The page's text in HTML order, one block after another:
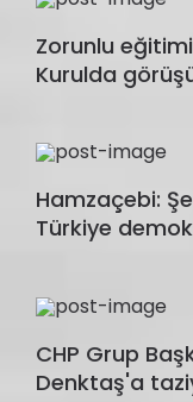
Zorunlu
Kurulda
Hamzaçebi:
Türkiye
CHP Grup
Denktaş'a